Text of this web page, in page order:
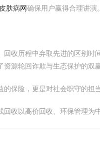
肤病网确保用户赢得合理讲演
收历程中弃取先进的区别时
源轮回诈欺与生态保护的双赢
保险，更是对社会职守的担
收以高价回收、环保管理为